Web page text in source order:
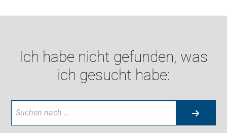
Ich habe nicht gefunden, was
ich gesucht habe: